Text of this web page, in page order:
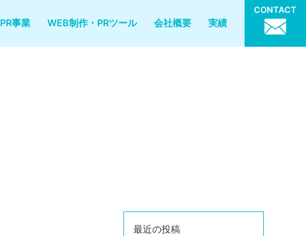
PR事業 WEB制作・PRツール 会社概要 実績
CONTACT
最近の投稿